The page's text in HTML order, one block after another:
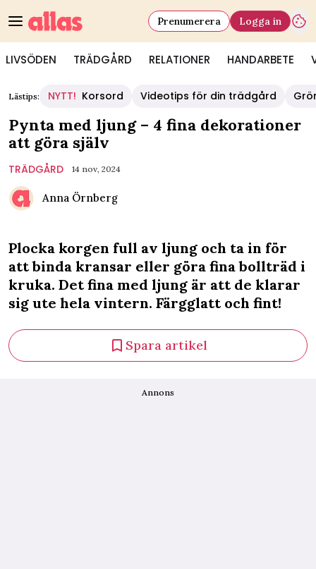
LIVSÖDEN TRÄDGÅRD RELATIONER HANDARBETE
Prenumerera Logga in
Lästips: NYTT! Korsord Videotips för din trädgård
Pynta med ljung – 4 fina dekorationer
att göra själv
TRÄDGÅRD 14 nov, 2024
Anna Örnberg
Plocka korgen full av ljung och ta in för
att binda kransar eller göra fina bollträd i
kruka. Det fina med ljung är att de klarar
sig ute hela vintern. Färgglatt och fint!
Spara artikel
Annons